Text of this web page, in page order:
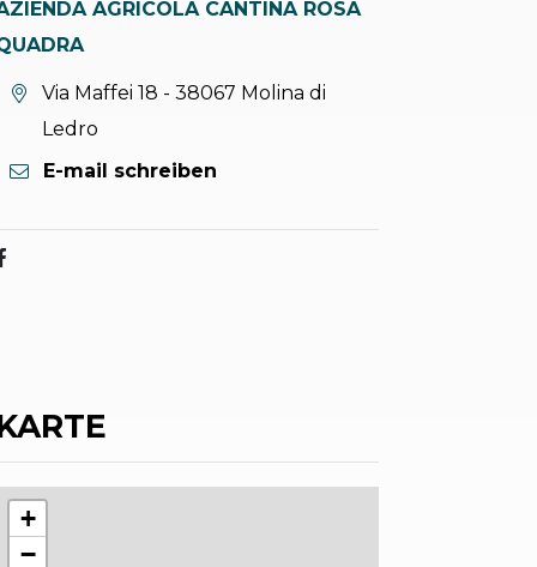
AGRICOLA CANTINA ROSA
aria.location:
Via Maffei 18 - 38067 Molina di
Ledro
E-mail schreiben
+
−